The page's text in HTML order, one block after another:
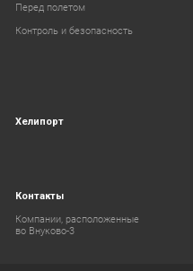
Перед полетом
Контроль и безопасность
Хелипорт
Контакты
Компании, расположенные
во Внуково-3